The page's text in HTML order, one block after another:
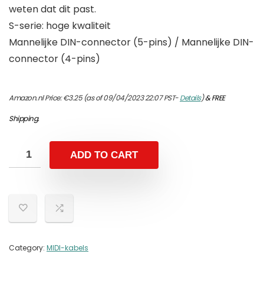
weten dat dit past.
S-serie: hoge kwaliteit
Mannelijke DIN-connector (5-pins) / Mannelijke DIN-
connector (4-pins)
Amazon.nl Price:€3.25(as of 09/04/2023 22:07 PST-Details)&FREE
Shipping.
ADD TO CART
Category: MIDI-kabels